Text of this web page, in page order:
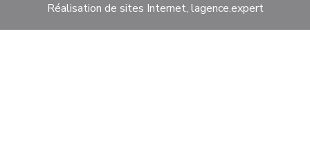
Réalisation de sites Internet, lagence.expert